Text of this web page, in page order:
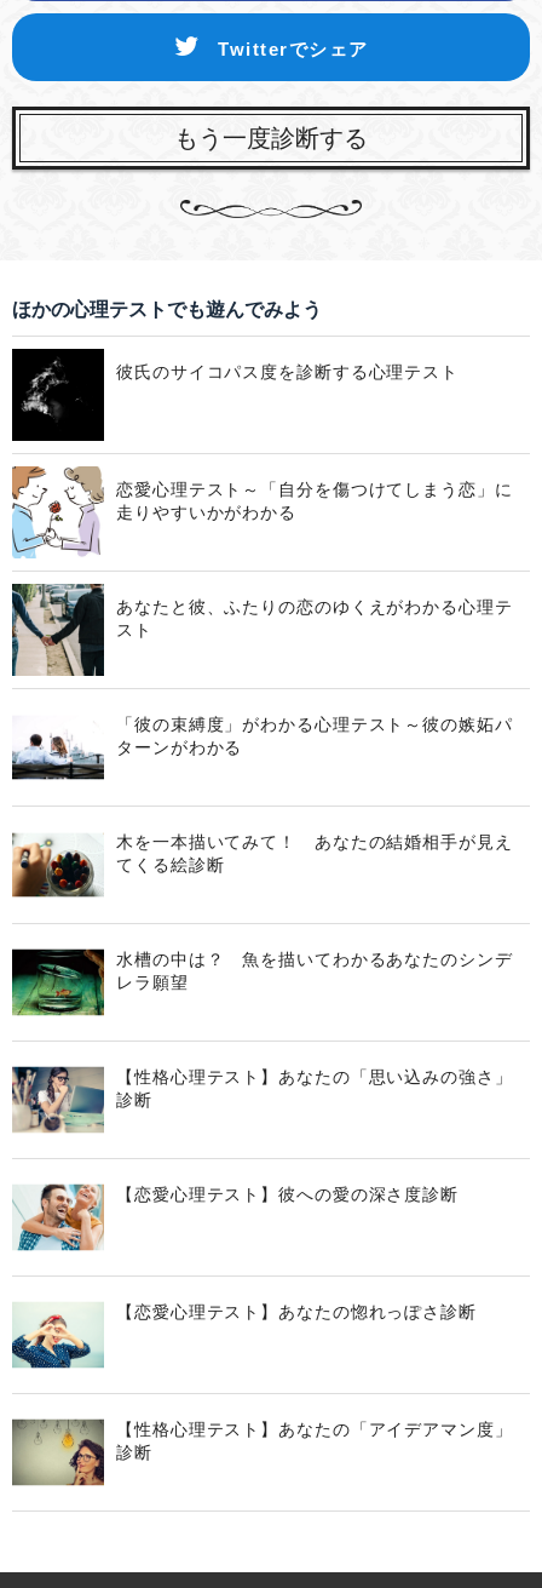
Twitterでシェア
もう一度診断する
ほかの心理テストでも遊んでみよう
彼氏のサイコパス度を診断する心理テスト
恋愛心理テスト～「自分を傷つけてしまう恋」に
走りやすいかがわかる
あなたと彼、ふたりの恋のゆくえがわかる心理テ
スト
「彼の束縛度」がわかる心理テスト～彼の嫉妬パ
ターンがわかる
木を一本描いてみて！ あなたの結婚相手が見え
てくる絵診断
水槽の中は？ 魚を描いてわかるあなたのシンデ
レラ願望
【性格心理テスト】あなたの「思い込みの強さ」
診断
【恋愛心理テスト】彼への愛の深さ度診断
【恋愛心理テスト】あなたの惚れっぽさ診断
【性格心理テスト】あなたの「アイデアマン度」
診断